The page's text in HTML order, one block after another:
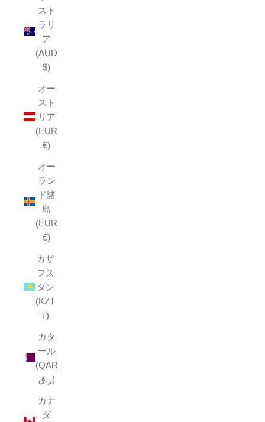
スト
ラリ
ア
(AUD
$)
オー
スト
リア
(EUR
€)
オー
ラン
ド諸
島
(EUR
€)
カザ
フス
タン
(KZT
₸)
カタ
ール
(QAR
ر.ق)
カナ
ダ